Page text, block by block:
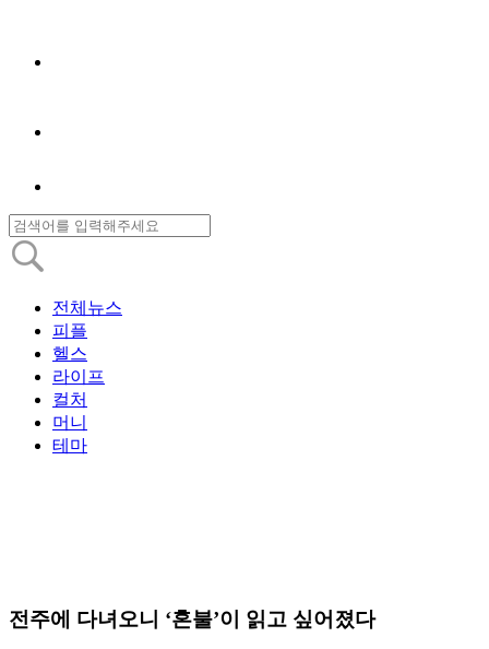
전체뉴스
피플
헬스
라이프
컬처
머니
테마
전주에 다녀오니 ‘혼불’이 읽고 싶어졌다